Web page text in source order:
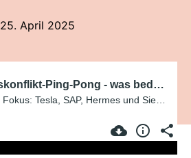
25. April 2025
Handelskonflikt-Ping-Pong - was bedeutet das für die Anleger